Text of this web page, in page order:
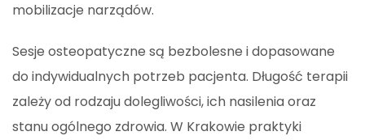
mobilizacje narządów.
Sesje osteopatyczne są bezbolesne i dopasowane
do indywidualnych potrzeb pacjenta. Długość terapii
zależy od rodzaju dolegliwości, ich nasilenia oraz
stanu ogólnego zdrowia. W Krakowie praktyki